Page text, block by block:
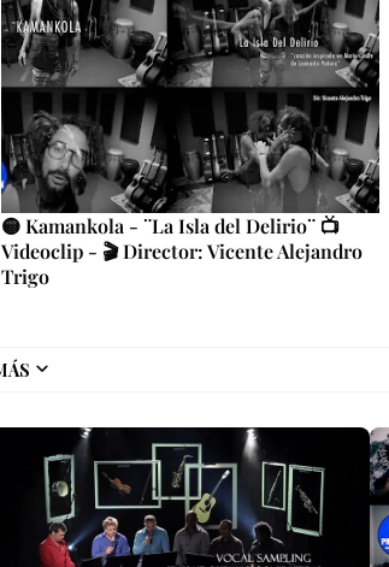
🟡 Kamankola - ¨La Isla del Delirio¨ 📺
Videoclip - 🎬 Director: Vicente Alejandro
Trigo